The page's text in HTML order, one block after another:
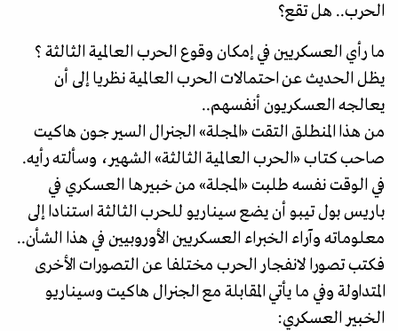
الحرب.. هل تقع؟
ما رأي العسكريين في إمكان وقوع الحرب العالمية الثالثة ؟
يظل الحديث عن احتمالات الحرب العالمية نظريا إلى أن
يعالجه العسكريون أنفسهم..
من هذا المنطلق التقت «المجلة» الجنرال السير جون هاكيت
صاحب کتاب «الحرب العالمية الثالثة» الشهير، وسألته رأيه.
في الوقت نفسه طلبت «المجلة» من خبيرها العسكري في
باريس بول تيبو أن يضع سيناريو للحرب الثالثة استنادا إلى
معلوماته وآراء الخبراء العسكريين الأوروبيين في هذا الشأن..
فكتب تصورا لانفجار الحرب مختلفا عن التصورات الأخرى
المتداولة وفي ما يأتي المقابلة مع الجنرال هاکیت وسيناريو
الخبير العسكري: